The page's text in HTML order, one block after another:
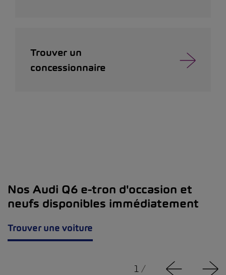
Trouver un
concessionnaire
Nos Audi Q6 e-tron d'occasion et
neufs disponibles immédiatement
Trouver une voiture
1 /